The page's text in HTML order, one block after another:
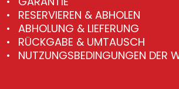
RESERVIEREN & ABHOLEN
ABHOLUNG & LIEFERUNG
RÜCKGABE & UMTAUSCH
NUTZUNGSBEDINGUNGEN DER